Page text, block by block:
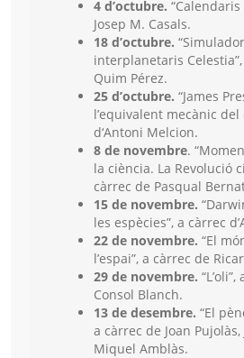
4 d’octubre. “Calendaris
Josep M. Casals.
18 d’octubre.
interplanetaris
Quim Pérez.
25 d’octubre. “James
l’equivalent mecànic del
d‘Antoni Melcion.
8 de novembre.
la ciència. La Revolució
càrrec de Pasqual
15 de novembre.
les espècies”, a càrrec
22 de novembre. “El
l’espai”, a càrrec de
29 de novembre.
Consol Blanch.
13 de desembre. “El
a càrrec de Joan
Miquel Amblàs.